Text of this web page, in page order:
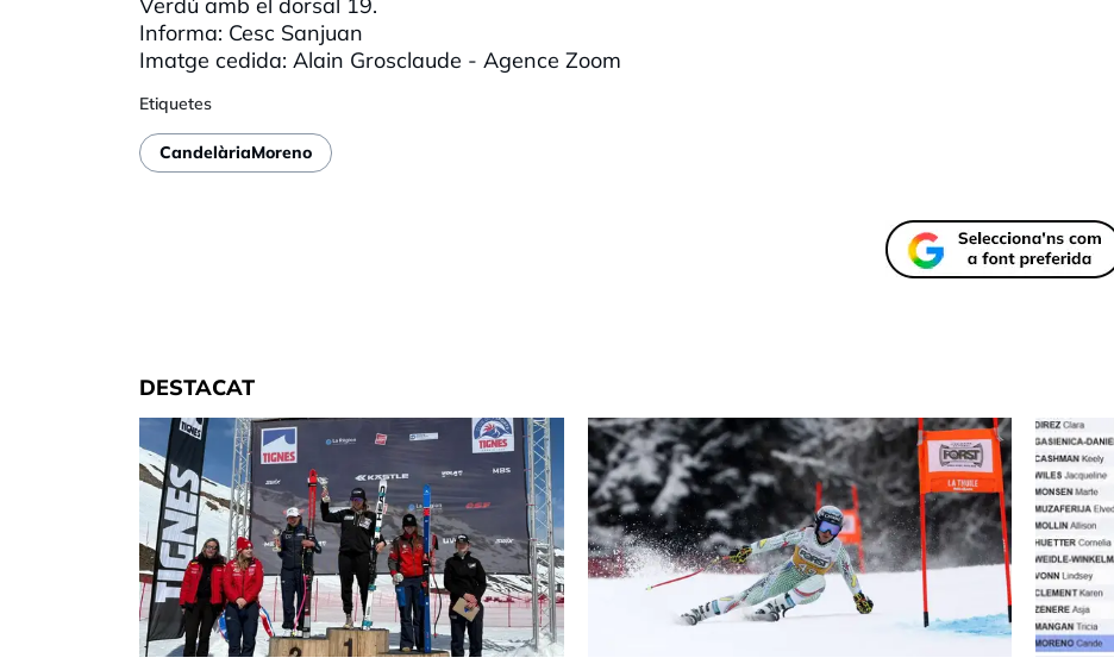
Informa: Cesc Sanjuan
Imatge cedida: Alain Grosclaude - Agence Zoom
Etiquetes
CandelàriaMoreno
DESTACAT